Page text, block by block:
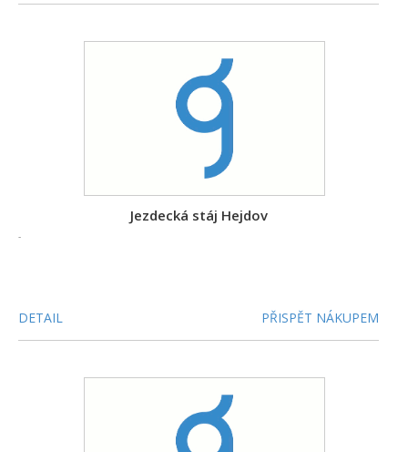
Jezdecká stáj Hejdov
-
DETAIL PŘISPĚT NÁKUPEM